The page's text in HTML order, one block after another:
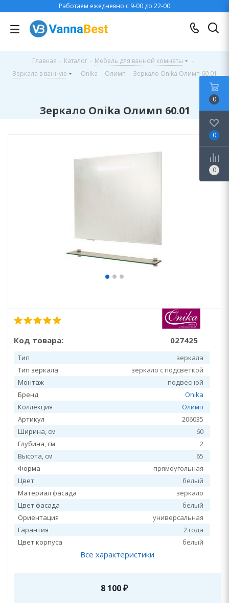
Работаем ежедневно с 9-00 до 22-00
Главная - Каталог - Мебель для ванной комнаты
-
Зеркала в ванную
- Onika - Олимп - Зеркало Onika Олимп 60.01
Зеркало Onika Олимп 60.01
Код товара: 027425
Тип
зеркала
Тип зеркала
зеркало с подсветкой
Монтаж
подвесной
Бренд
Onika
Коллекция
Олимп
Артикул
206035
Ширина, см
60
Глубина, см
2
Высота, см
65
Форма
прямоугольная
Цвет
белый
Материал фасада
зеркало
Цвет фасада
белый
Ориентация
универсальная
Гарантия
2 года
Цвет корпуса
белый
Все характеристики
8 100₽
0
0
0